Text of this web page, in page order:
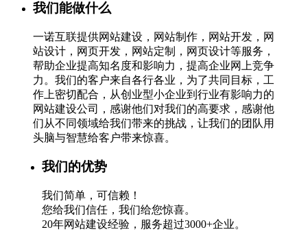
我们能做什么
一诺互联提供网站建设，网站制作，网站开发，网
站设计，网页开发，网站定制，网页设计等服务，
帮助企业提高知名度和影响力，提高企业网上竞争
力。我们的客户来自各行各业，为了共同目标，工
作上密切配合，从创业型小企业到行业有影响力的
网站建设公司，感谢他们对我们的高要求，感谢他
们从不同领域给我们带来的挑战，让我们的团队用
头脑与智慧给客户带来惊喜。
我们的优势
我们简单，可信赖！
您给我们信任，我们给您惊喜。
20年网站建设经验，服务超过3000+企业。